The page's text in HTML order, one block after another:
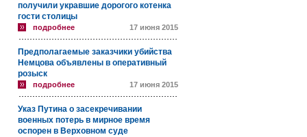
получили укравшие дорогого котенка
гости столицы
подробнее 17 июня 2015
Предполагаемые заказчики убийства
Немцова объявлены в оперативный
розыск
подробнее 17 июня 2015
Указ Путина о засекречивании
военных потерь в мирное время
оспорен в Верховном суде